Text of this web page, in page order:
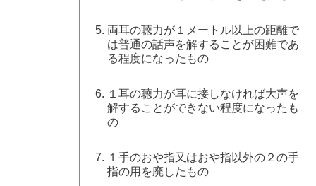
両耳の聴力が１メートル以上の距離で
は普通の話声を解することが困難であ
る程度になったもの
１耳の聴力が耳に接しなければ大声を
解することができない程度になったも
の
１手のおや指又はおや指以外の２の手
指の用を廃したもの